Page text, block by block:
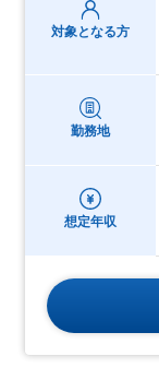
対象となる方
勤務地
想定年収